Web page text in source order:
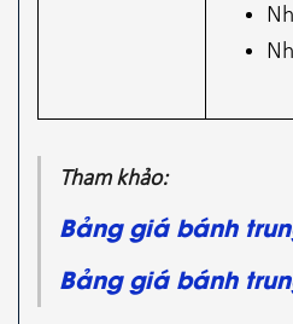
Tham khảo:
Bảng giá bánh
Bảng giá bánh